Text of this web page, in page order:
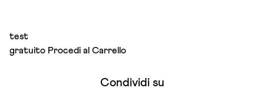
test
gratuito Procedi al Carrello
Condividi su